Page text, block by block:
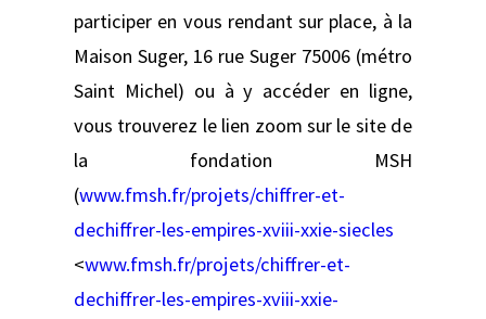
participer en vous rendant sur place, à la
Maison Suger, 16 rue Suger 75006 (métro
Saint Michel) ou à y accéder en ligne,
vous trouverez le lien zoom sur le site de
la fondation MSH
(www.fmsh.fr/projets/chiffrer-et-
dechiffrer-les-empires-xviii-xxie-siecles
<www.fmsh.fr/projets/chiffrer-et-
dechiffrer-les-empires-xviii-xxie-